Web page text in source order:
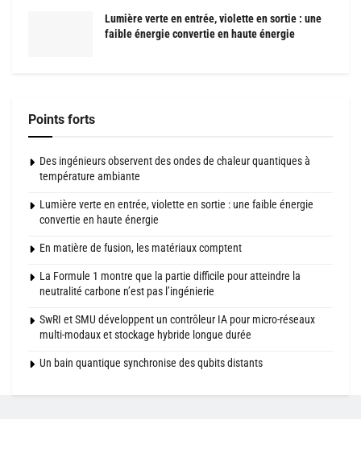
Lumière verte en entrée, violette en sortie : une
faible énergie convertie en haute énergie
Points forts
Des ingénieurs observent des ondes de chaleur quantiques à
température ambiante
Lumière verte en entrée, violette en sortie : une faible énergie
convertie en haute énergie
En matière de fusion, les matériaux comptent
La Formule 1 montre que la partie difficile pour atteindre la
neutralité carbone n’est pas l’ingénierie
SwRI et SMU développent un contrôleur IA pour micro-réseaux
multi-modaux et stockage hybride longue durée
Un bain quantique synchronise des qubits distants